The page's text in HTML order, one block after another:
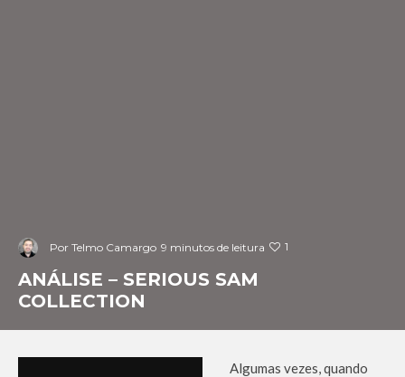
Por Telmo Camargo 9 minutos de leitura 1
ANÁLISE – SERIOUS SAM
COLLECTION
Algumas vezes, quando